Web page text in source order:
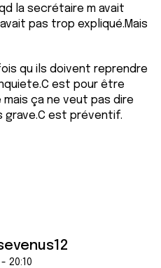
la secrétaire m avait
pas trop expliqué.Mais
qu ils doivent reprendre
est pour être
ça ne veut pas dire
est préventif.
20:10